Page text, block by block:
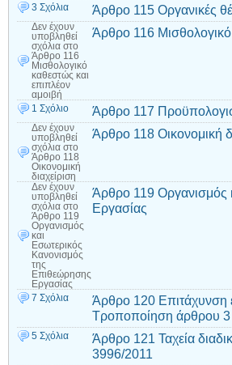
3 Σχόλια Άρθρο 115 Οργανικές
Δεν έχουν
υποβληθεί
σχόλια στο
Άρθρο 116
Μισθολογικό
καθεστώς και
επιπλέον
αμοιβή
Άρθρο 116
1 Σχόλιο Άρθρο 117
Δεν έχουν
υποβληθεί
σχόλια στο
Άρθρο 118
Οικονομική
διαχείριση
Άρθρο 118 Οικονομική
Δεν έχουν
υποβληθεί
σχόλια στο
Άρθρο 119
Οργανισμός
και
Εσωτερικός
Κανονισμός
της
Επιθεώρησης
Εργασίας
Άρθρο 119 Οργανισμός
Εργασίας
7 Σχόλια
Άρθρο 120 Επιτάχυνση
Τροποποίηση άρθρου
5 Σχόλια
Άρθρο 121 Ταχεία
3996/2011